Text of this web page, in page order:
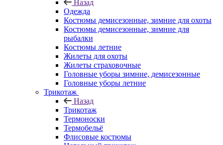
Назад
Одежда
Костюмы демисезонные, зимние для охоты
Костюмы демисезонные, зимние для
рыбалки
Костюмы летние
Жилеты для охоты
Жилеты страховочные
Головные уборы зимние, демисезонные
Головные уборы летние
Трикотаж
Назад
Трикотаж
Термоноски
Термобельё
Флисовые костюмы